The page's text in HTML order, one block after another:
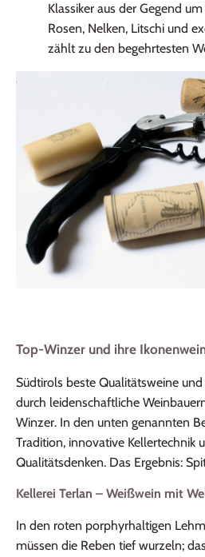
Klassiker aus der Gegend
Rosen, Nelken, Litschi und
zählt zu den begehrtesten
Top‑Winzer und ihre
Südtirols beste Qualitätsweine
durch leidenschaftliche
Winzer. In den unten genannten
Tradition, innovative Kellertechnik
Qualitätsdenken. Das Ergebnis:
Kellerei Terlan – Weißwein mit
In den roten porphyrhaltigen
müssen die Reben tief wurzeln;